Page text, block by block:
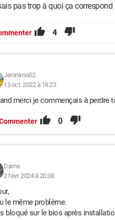
pas trop à quoi ça
4
Jeronimo02
13 oct. 2022 à 18:23
merci je commençais à perdre
0
Dams
2 févr. 2024 à 20:38
le même problème.
bloqué sur le bios après